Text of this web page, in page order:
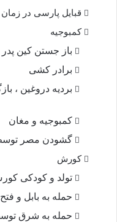
قبایل پارسی در
کمبوجیه
باز جستن کین پدر
برادر کشی
بردیه دروغین ،
کمبوجیه و مغان
گشودن مصر
کورش
تولد و کودکی
حمله به بابل و
حمله به شرق